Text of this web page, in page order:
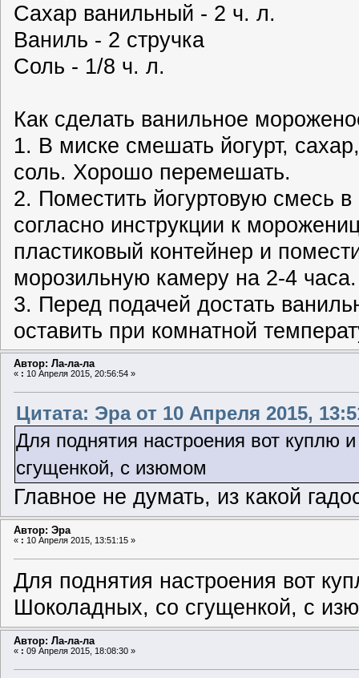
Сахар ванильный - 2 ч. л.
Ваниль - 2 стручка
Соль - 1/8 ч. л.
Как сделать ванильное
1. В миске смешать йогурт,
соль. Хорошо перемешать.
2. Поместить йогуртовую смесь
согласно инструкции к
пластиковый контейнер и
морозильную камеру на 2-4 часа.
3. Перед подачей достать
оставить при комнатной
Автор: Ла-ла-ла
« : 10 Апреля 2015, 20:56:54 »
Цитата: Эра от 10 Апреля 2015,
Для поднятия настроения вот
сгущенкой, с изюмом
Главное не думать, из какой
Автор: Эра
« : 10 Апреля 2015, 13:51:15 »
Для поднятия настроения вот
Шоколадных, со сгущенкой, с
Автор: Ла-ла-ла
« : 09 Апреля 2015, 18:08:30 »